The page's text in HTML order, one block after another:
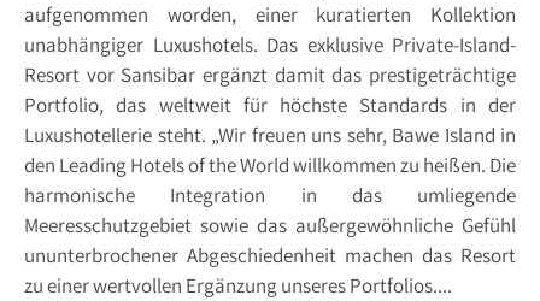
aufgenommen worden, einer kuratierten Kollektion
unabhängiger Luxushotels. Das exklusive Private-Island-
Resort vor Sansibar ergänzt damit das prestigeträchtige
Portfolio, das weltweit für höchste Standards in der
Luxushotellerie steht. „Wir freuen uns sehr, Bawe Island in
den Leading Hotels of the World willkommen zu heißen. Die
harmonische Integration in das umliegende
Meeresschutzgebiet sowie das außergewöhnliche Gefühl
ununterbrochener Abgeschiedenheit machen das Resort
zu einer wertvollen Ergänzung unseres Portfolios....